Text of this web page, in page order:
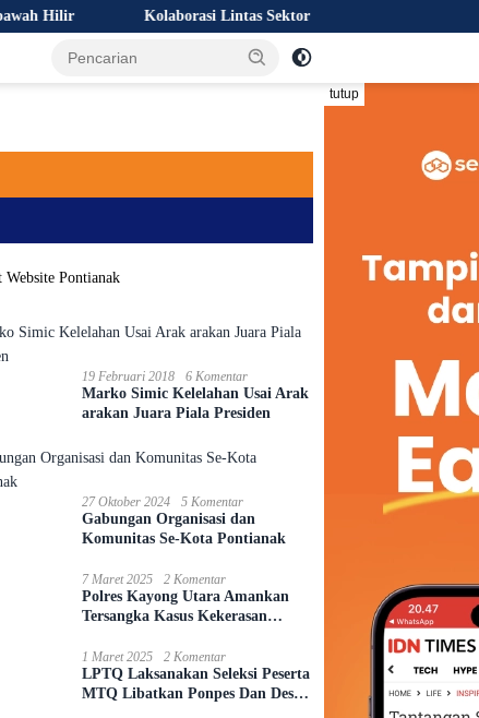
Kolaborasi Lintas Sektor Perkuat Upaya Pencegahan
tutup
19 Februari 2018 6 Komentar
Marko Simic Kelelahan Usai Arak
arakan Juara Piala Presiden
27 Oktober 2024 5 Komentar
Gabungan Organisasi dan
Komunitas Se-Kota Pontianak
7 Maret 2025 2 Komentar
Polres Kayong Utara Amankan
Tersangka Kasus Kekerasan
1 Maret 2025 2 Komentar
LPTQ Laksanakan Seleksi Peserta
MTQ Libatkan Ponpes Dan Desa